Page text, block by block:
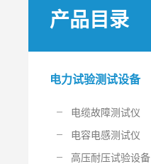
产品目录
电力试验测试设备
电缆故障测试仪
电容电感测试仪
高压耐压试验设备